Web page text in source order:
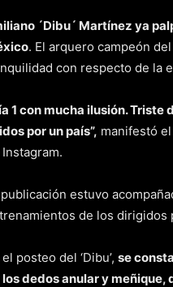
´Dibu´ Martínez ya
. El arquero campeón
con respecto de la
1 con mucha ilusión.
por un país”, manifestó
publicación estuvo
de los dirigidos
el posteo del ‘Dibu’, se
los dedos anular y